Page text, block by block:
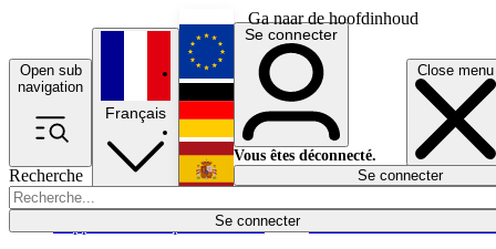
Ga naar de hoofdinhoud
Open sub
navigation
Close menu
Recherche
Se connecter
Économie
Français
English
Deutsch
Español
Se connecter
Vous êtes déconnecté.
Se connecter